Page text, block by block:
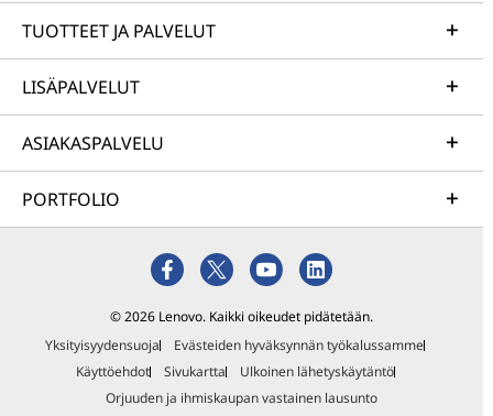
TUOTTEET JA PALVELUT
LISÄPALVELUT
ASIAKASPALVELU
PORTFOLIO
© 2026 Lenovo. Kaikki oikeudet pidätetään.
Yksityisyydensuoja
Evästeiden hyväksynnän työkalussamme
Käyttöehdot
Sivukartta
Ulkoinen lähetyskäytäntö
Orjuuden ja ihmiskaupan vastainen lausunto